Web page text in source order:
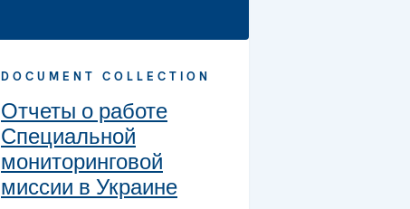
DOCUMENT COLLECTION
Отчеты о работе
Специальной
мониторинговой
миссии в Украине